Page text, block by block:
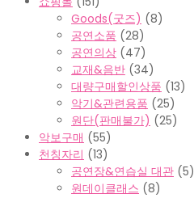
Goods(굿즈) (8)
공연소품 (28)
공연의상 (47)
교재&음반 (34)
대량구매할인상품 (13)
악기&관련용품 (25)
원단(판매불가) (25)
악보구매 (55)
천칭자리 (13)
공연장&연습실 대관 (5)
원데이클래스 (8)